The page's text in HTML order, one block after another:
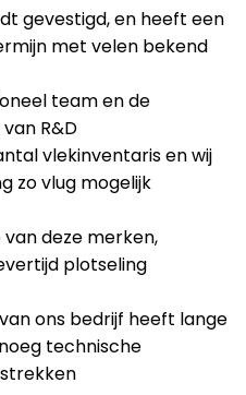
gevestigd, en heeft een
met velen bekend
team en de
R&D
vlekinventaris en wij
zo vlug mogelijk
deze merken,
plotseling
ons bedrijf heeft lange
technische